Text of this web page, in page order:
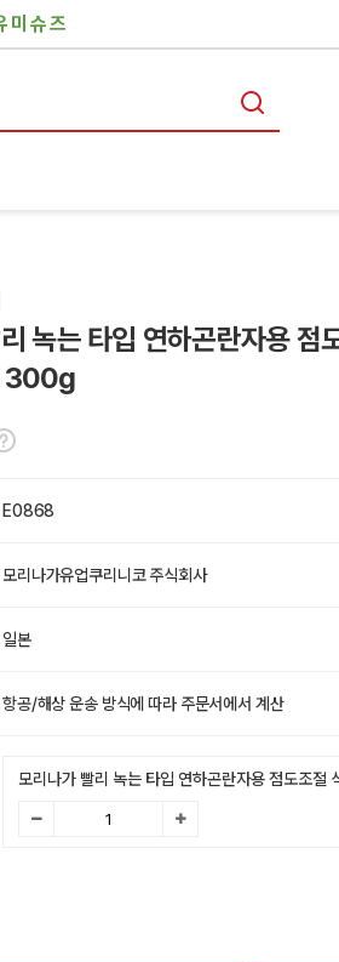
미슈즈
녹는 타입 연하곤란자용 점
300g
E0868
모리나가유업쿠리니코 주식회사
일본
항공/해상 운송 방식에 따라 주문서에서 계산
모리나가 빨리 녹는 타입 연하곤란자용 점도조